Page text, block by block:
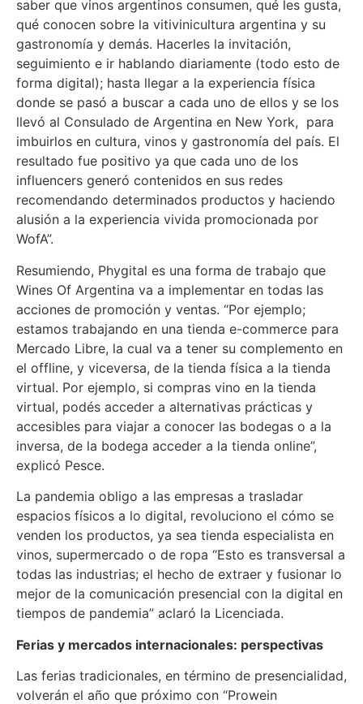
saber que vinos argentinos consumen, qué les gusta,
qué conocen sobre la vitivinicultura argentina y su
gastronomía y demás. Hacerles la invitación,
seguimiento e ir hablando diariamente (todo esto de
forma digital); hasta llegar a la experiencia física
donde se pasó a buscar a cada uno de ellos y se los
llevó al Consulado de Argentina en New York, para
imbuirlos en cultura, vinos y gastronomía del país. El
resultado fue positivo ya que cada uno de los
influencers generó contenidos en sus redes
recomendando determinados productos y haciendo
alusión a la experiencia vivida promocionada por
WofA”.
Resumiendo, Phygital es una forma de trabajo que
Wines Of Argentina va a implementar en todas las
acciones de promoción y ventas. “Por ejemplo;
estamos trabajando en una tienda e-commerce para
Mercado Libre, la cual va a tener su complemento en
el offline, y viceversa, de la tienda física a la tienda
virtual. Por ejemplo, si compras vino en la tienda
virtual, podés acceder a alternativas prácticas y
accesibles para viajar a conocer las bodegas o a la
inversa, de la bodega acceder a la tienda online”,
explicó Pesce.
La pandemia obligo a las empresas a trasladar
espacios físicos a lo digital, revoluciono el cómo se
venden los productos, ya sea tienda especialista en
vinos, supermercado o de ropa “Esto es transversal a
todas las industrias; el hecho de extraer y fusionar lo
mejor de la comunicación presencial con la digital en
tiempos de pandemia” aclaró la Licenciada.
Ferias y mercados internacionales: perspectivas
Las ferias tradicionales, en término de presencialidad,
volverán el año que próximo con “Prowein